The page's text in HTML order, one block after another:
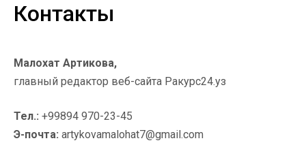
Контакты
Малохат Артикова,
главный редактор веб-сайта Ракурс24.уз
Тел.: +99894 970-23-45
Э-почта: artykovamalohat7@gmail.com